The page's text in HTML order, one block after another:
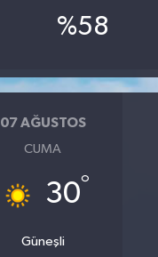
%58
07 AĞUSTOS
CUMA
30°
Güneşli